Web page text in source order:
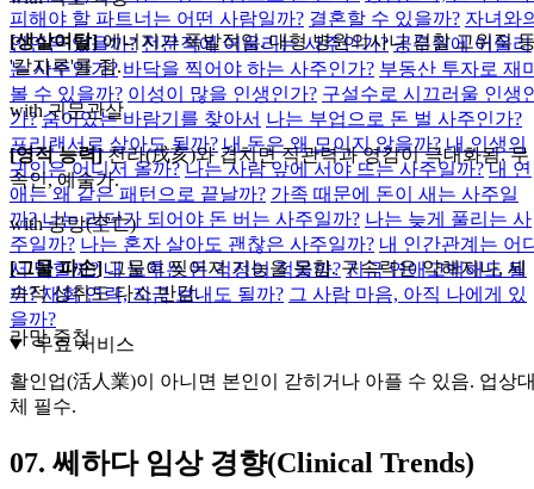
피해야 할 파트너는 어떤 사람일까? 결혼할 수 있을까? 자녀와
인연은 있을까? 전문직에 어울리는 사주인가? 공무원에 어울리
는 사주인가? 바닥을 찍어야 하는 사주인가? 부동산 투자로 재
볼 수 있을까? 이성이 많을 인생인가? 구설수로 시끄러울 인생
가? 숨어있는 바람기를 찾아서 나는 부업으로 돈 벌 사주인가?
프리랜서로 살아도 될까? 내 돈은 왜 모이지 않을까? 내 인생의
귀인은 어디서 올까? 나는 사람 앞에 서야 뜨는 사주일까? 내 연
애는 왜 같은 패턴으로 끝날까? 가족 때문에 돈이 새는 사주일
까? 나는 리더가 되어야 돈 버는 사주일까? 나는 늦게 풀리는 사
주일까? 나는 혼자 살아도 괜찮은 사주일까? 내 인간관계는 어
서 막힐까? 내 노후는 돈 걱정이 적을까? 지금 연애고백해도 될
까? 재회 연락, 지금 보내도 될까? 그 사람 마음, 아직 나에게 있
을까?
무료 서비스
[생살여탈]에너지가 폭발적임. 대형 병원의사나 검찰 고위직
'칼자루'를 쥠.
with 귀문관살
[영적 능력]천라(戌亥)와 겹치면 직관력과 영감이 극대화됨. 무
속인, 예술가.
with 공망(空亡)
[그물 파손]그물이 찢어져 기능을 못함. 구속력은 약해지나, 세
속적 성취도 다소 반감.
라망 중첩
활인업(活人業)이 아니면 본인이 갇히거나 아플 수 있음. 업상
체 필수.
07. 쎄하다 임상 경향(Clinical Trends)